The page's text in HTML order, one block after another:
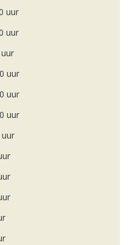
uur
uur
uur
uur
uur